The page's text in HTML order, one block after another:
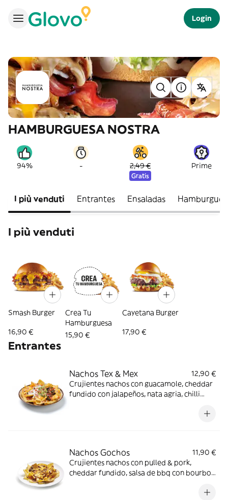
Login
HAMBURGUESA NOSTRA
94% - 2,49 €
Gratis
Prime
I più venduti Entrantes Ensaladas
I più venduti
Smash Burger
16,90 €
Crea Tu
Hamburguesa
15,90 €
Cayetana Burger
17,90 €
Entrantes
Nachos Tex & Mex
12,90 €
Crujientes nachos con guacamole, cheddar
fundido con jalapeños, nata agria, chilli
Nachos Gochos
11,90 €
Crujientes nachos con pulled & pork,
cheddar fundido, salsa de bbq con bourbon